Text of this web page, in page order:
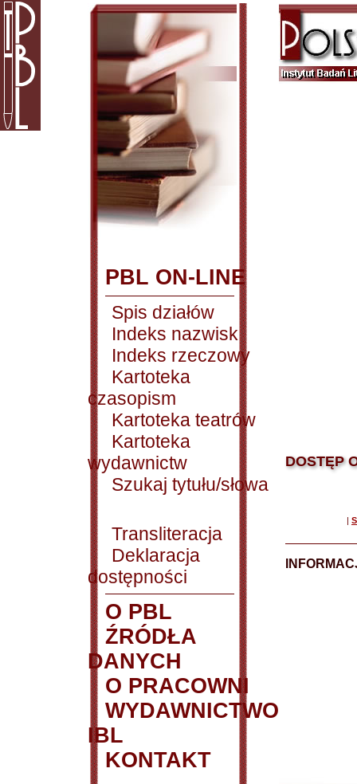
PBL ON-LINE
Spis działów
Indeks nazwisk
Indeks rzeczowy
Kartoteka
czasopism
Kartoteka teatrów
Kartoteka
wydawnictw
Szukaj tytułu/słowa
Transliteracja
Deklaracja
dostępności
O PBL
ŹRÓDŁA
DANYCH
O PRACOWNI
WYDAWNICTWO
IBL
KONTAKT
DOSTĘP
|